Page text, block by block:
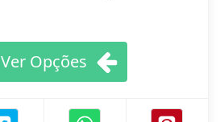
Ver Opções